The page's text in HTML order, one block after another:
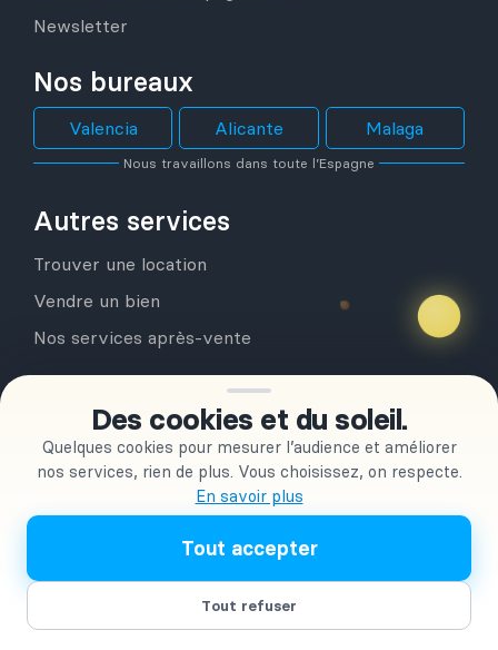
Des cookies et du soleil.
Quelques cookies pour mesurer l’audience et améliorer
nos services, rien de plus. Vous choisissez, on respecte.
En savoir plus
Tout accepter
Tout refuser
Newsletter
Nos bureaux
Valencia Alicante Malaga
Nous travaillons dans toute l’Espagne
Autres services
Trouver une location
Vendre un bien
Nos services après-vente
Démarrer mes recherches
+ de 350clients accompagnés
OLESPAINEASY S.L| © Copyright 2026 |Conditions générales